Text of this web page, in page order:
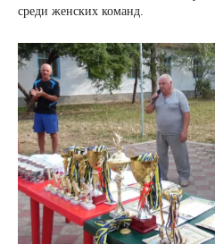
среди женских команд.